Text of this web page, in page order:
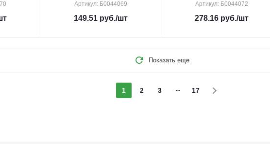
Артикул: Б0044069
149.51 руб./шт
Артикул: Б0044072
278.16 руб./шт
Показать еще
1 2 3 17